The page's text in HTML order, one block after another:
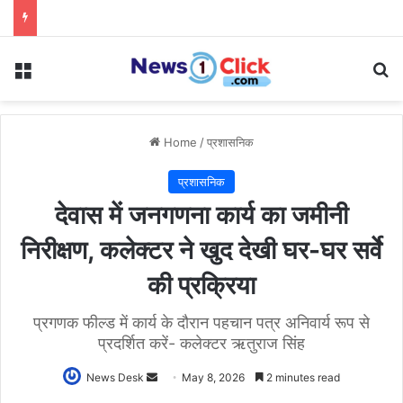
Menu
Home /प्रशासनिक
प्रशासनिक
देवास में जनगणना कार्य का जमीनी
निरीक्षण, कलेक्टर ने खुद देखी घर-घर सर्वे
की प्रक्रिया
प्रगणक फील्ड में कार्य के दौरान पहचान पत्र अनिवार्य रूप से
प्रदर्शित करें- कलेक्टर ऋतुराज सिंह
News Desk
Send May 8, 2026 2 minutes read